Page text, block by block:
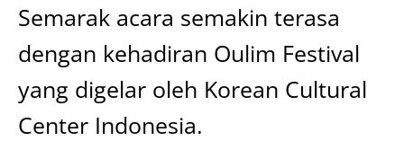
Semarak acara semakin terasa
dengan kehadiran Oulim Festival
yang digelar oleh Korean Cultural
Center Indonesia.